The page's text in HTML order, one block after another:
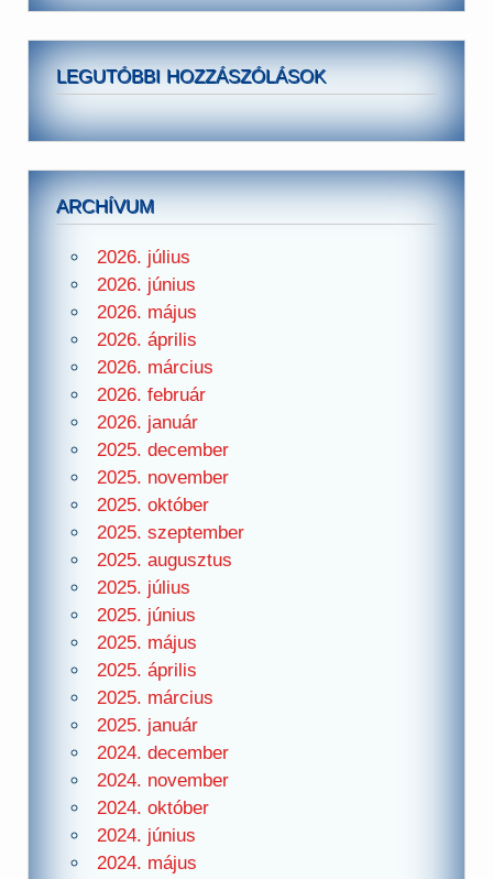
LEGUTÓBBI HOZZÁSZÓLÁSOK
ARCHÍVUM
2026. július
2026. június
2026. május
2026. április
2026. március
2026. február
2026. január
2025. december
2025. november
2025. október
2025. szeptember
2025. augusztus
2025. július
2025. június
2025. május
2025. április
2025. március
2025. január
2024. december
2024. november
2024. október
2024. június
2024. május